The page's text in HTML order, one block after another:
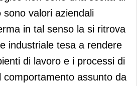
valori aziendali
in tal senso la si ritrova
industriale tesa a rendere
di lavoro e i processi di
comportamento assunto da